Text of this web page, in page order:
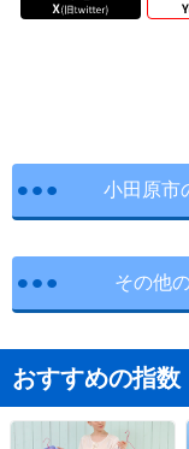
小田原市
その他
おすすめの指数